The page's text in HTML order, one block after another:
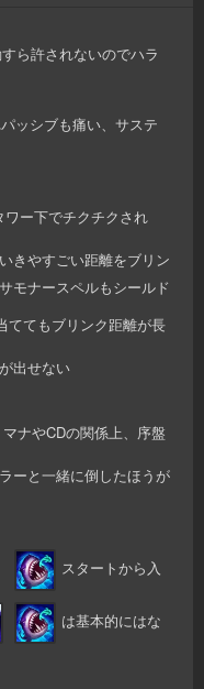
ら許されないのでハラ
ッシブも痛い、サステ
ー下でチクチクされ
きやすごい距離をブリン
モナースペルもシールド
ててもブリンク距離が長
出せない
ナやCDの関係上、序盤
ーと一緒に倒したほうが
スタートから入
は基本的にはな